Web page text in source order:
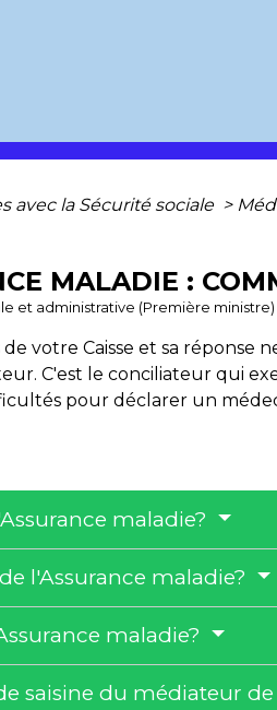
avec la Sécurité sociale >
MALADIE :
et administrative (Première ministre)
votre Caisse et sa réponse
C'est le conciliateur qui
pour déclarer un
maladie?
l'Assurance maladie?
maladie?
saisine du médiateur